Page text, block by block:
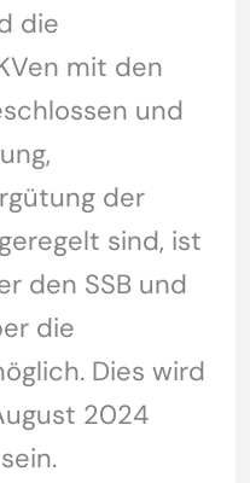
die
mit den
und
der
sind, ist
den SSB und
die
Dies wird
2024